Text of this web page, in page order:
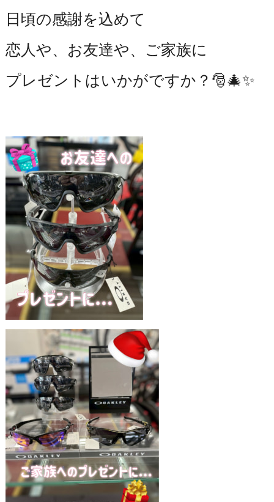
日頃の感謝を込めて
恋人や、お友達や、ご家族に
プレゼントはいかがですか？🎅🎄✨️